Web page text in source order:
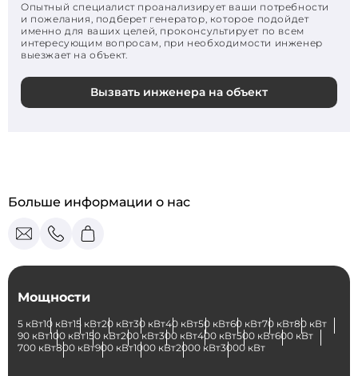
Опытный специалист проанализирует ваши потребности
и пожелания, подберет генератор, которое подойдет
именно для ваших целей, проконсультирует по всем
интересующим вопросам, при необходимости инженер
выезжает на объект.
Вызвать инженера на объект
Больше информации о нас
Мощности
5 кВт10 кВт15 кВт20 кВт30 кВт40 кВт50 кВт60 кВт70 кВт80 кВт
90 кВт100 кВт150 кВт200 кВт300 кВт400 кВт500 кВт600 кВт
700 кВт800 кВт900 кВт1000 кВт2000 кВт3000 кВт